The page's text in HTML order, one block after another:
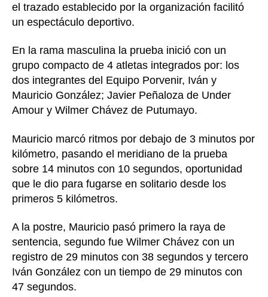
el trazado establecido por la organización facilitó
un espectáculo deportivo.
En la rama masculina la prueba inició con un
grupo compacto de 4 atletas integrados por: los
dos integrantes del Equipo Porvenir, Iván y
Mauricio González; Javier Peñaloza de Under
Amour y Wilmer Chávez de Putumayo.
Mauricio marcó ritmos por debajo de 3 minutos por
kilómetro, pasando el meridiano de la prueba
sobre 14 minutos con 10 segundos, oportunidad
que le dio para fugarse en solitario desde los
primeros 5 kilómetros.
A la postre, Mauricio pasó primero la raya de
sentencia, segundo fue Wilmer Chávez con un
registro de 29 minutos con 38 segundos y tercero
Iván González con un tiempo de 29 minutos con
47 segundos.